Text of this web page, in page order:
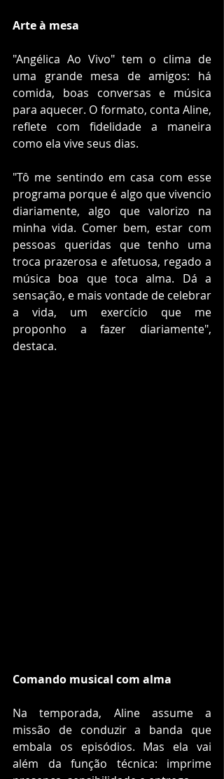
Arte à mesa
"Angélica Ao Vivo" tem o clima de
uma grande mesa de amigos: há
comida, boas conversas e música
para aquecer. O formato, conta Aline,
reflete com fidelidade a maneira
como ela vive seus dias.
"Tô me sentindo em casa com esse
programa porque é algo que vivencio
diariamente, algo que valorizo na
minha vida. Comer bem, estar com
pessoas queridas que tenho uma
troca prazerosa e afetuosa, regado a
música boa que toca alma. Dá a
sensação, e mais vontade de celebrar
a vida, um exercício que me
proponho a fazer diariamente",
destaca.
Comando musical com alma
Na temporada, Aline assume a
missão de conduzir a banda que
embala os episódios. Mas ela vai
além da função técnica: imprime